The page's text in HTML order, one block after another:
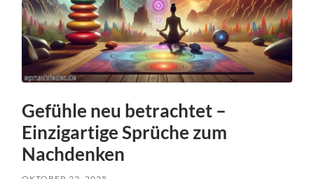
Gefühle neu betrachtet –
Einzigartige Sprüche zum
Nachdenken